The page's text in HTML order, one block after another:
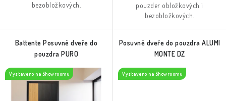
bezobložkových.
pouzder obložkových i
bezobložkových.
Battente Posuvné dveře do
pouzdra PURO
Vystaveno na Showroomu
Posuvné dveře do pouzdra ALUMI
MONTE DZ
Vystaveno na Showroomu